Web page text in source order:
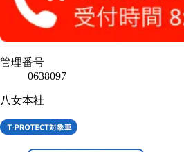
管理番号
0638097
八女本社